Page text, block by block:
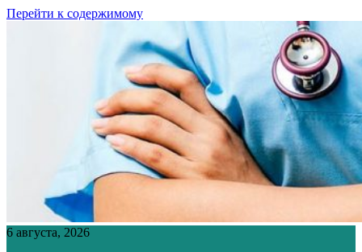
Перейти к содержимому
6 августа, 2026